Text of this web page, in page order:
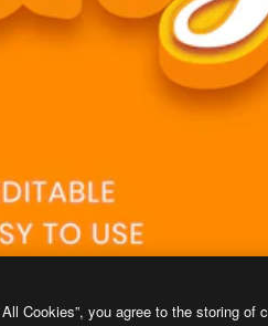
Cookies”, you agree to the storing of